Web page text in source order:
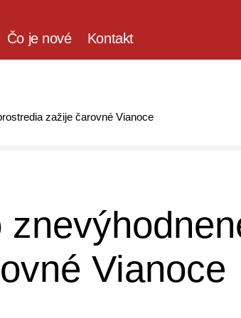
Čo je nové Kontakt
zažije čarovné Vianoce
Vianoce